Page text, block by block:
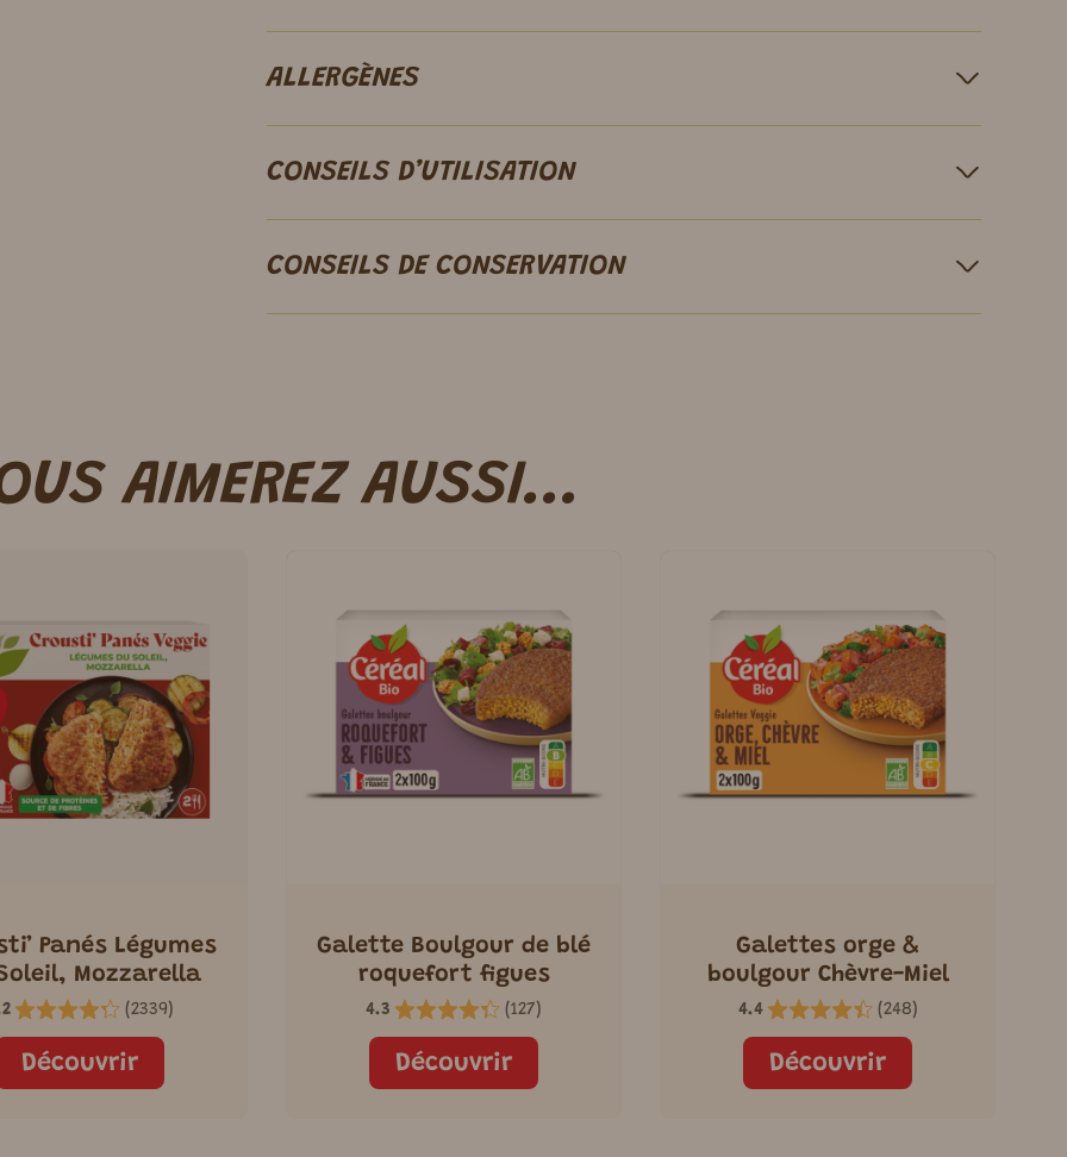
ALLERGÈNES
CONSEILS D’UTILISATION
CONSEILS DE CONSERVATION
AIMEREZ AUSSI...
Panés Légumes
Mozzarella
(2339)
Découvrir
Galette Boulgour de blé
roquefort figues
4.3 (127)
Découvrir
Galettes orge &
boulgour Chèvre-Miel
4.4 (248)
Découvrir